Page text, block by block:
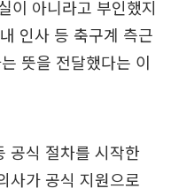
이 아니라고 부인했지
인사 등 축구계 측근
뜻을 전달했다는 이
공식 절차를 시작한
사가 공식 지원으로